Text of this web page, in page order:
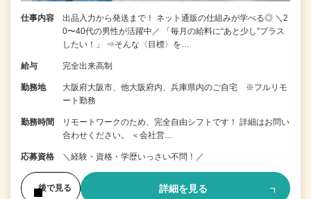
仕事内容
出品入力から発送まで！ ネット通販の仕組みが学べる◎ ＼2
0〜40代の男性が活躍中／ 「毎月の給料に“あと少し”プラス
したい！」 ⇒そんな〈目標〉を…
給与 完全出来高制
勤務地
大阪府大阪市、他大阪府内、兵庫県内のご自宅 ※フルリモ
ート勤務
勤務時間
リモートワークのため、完全自由シフトです！ 詳細はお問い
合わせください。 ＜会社営…
応募資格 ＼経験・資格・学歴いっさい不問！／
後で見る 詳細を見る